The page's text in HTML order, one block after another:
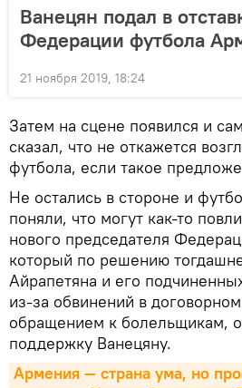
Ванецян подал в
Федерации футбола
21 ноября 2019, 18:24
Затем на сцене появился и
сказал, что не откажется
футбола, если такое
Не остались в стороне и
поняли, что могут как-то
нового председателя
который по решению
Айрапетяна и его
из-за обвинений в
обращением к болельщикам,
поддержку Ванецяну.
Армения — страна ума, но